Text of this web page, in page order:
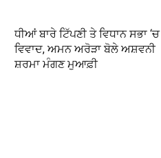
ਧੀਆਂ ਬਾਰੇ ਟਿੱਪਣੀ ਤੇ ਵਿਧਾਨ ਸਭਾ ‘ਚ
ਵਿਵਾਦ, ਅਮਨ ਅਰੋੜਾ ਬੋਲੇ ਅਸ਼ਵਨੀ
ਸ਼ਰਮਾ ਮੰਗਣ ਮੁਆਫ਼ੀ